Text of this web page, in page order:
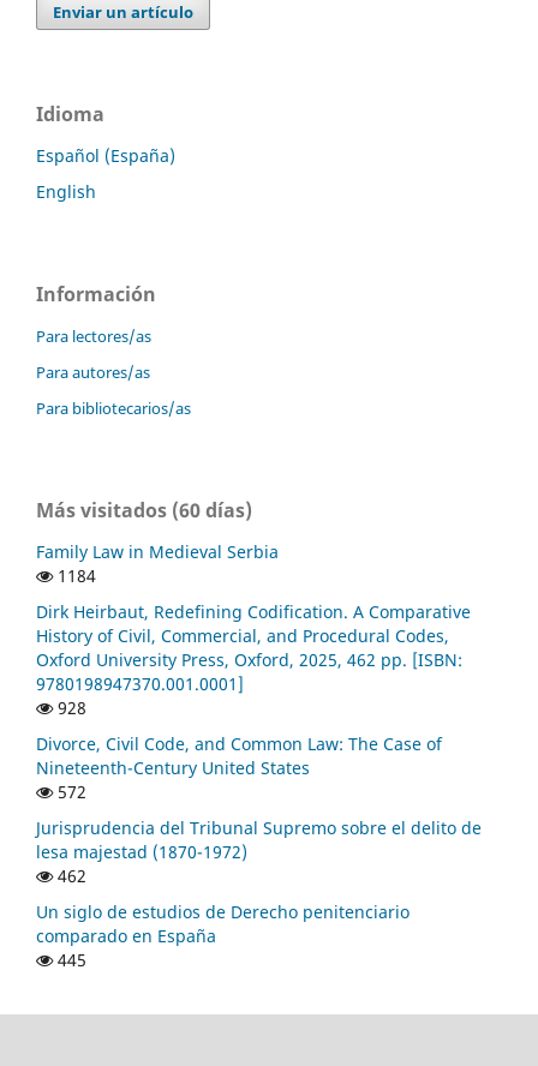
Enviar un artículo
Idioma
Español (España)
English
Información
Para lectores/as
Para autores/as
Para bibliotecarios/as
Más visitados (60 días)
Family Law in Medieval Serbia
1184
Dirk Heirbaut, Redefining Codification. A Comparative
History of Civil, Commercial, and Procedural Codes,
Oxford University Press, Oxford, 2025, 462 pp. [ISBN:
9780198947370.001.0001]
928
Divorce, Civil Code, and Common Law: The Case of
Nineteenth-Century United States
572
Jurisprudencia del Tribunal Supremo sobre el delito de
lesa majestad (1870-1972)
462
Un siglo de estudios de Derecho penitenciario
comparado en España
445